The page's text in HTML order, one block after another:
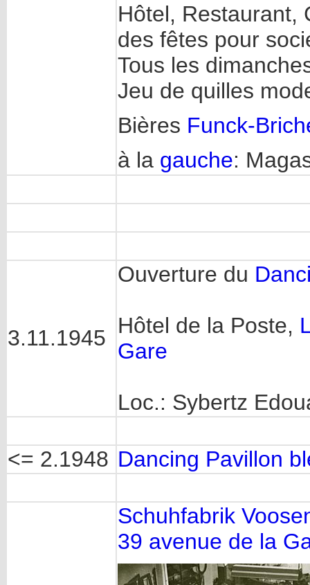
Hôtel, Restaurant,
des fêtes pour
Tous les
Jeu de quilles
Bières Funck-
à la gauche:
3.11.1945
Ouverture du
Hôtel de la Poste,
Gare
Loc.: Sybertz
<= 2.1948 Dancing Pavillon
Schuhfabrik
39 avenue de la